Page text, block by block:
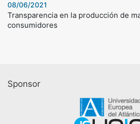
08/06/2021
Transparencia en la producción de
consumidores
Sponsor